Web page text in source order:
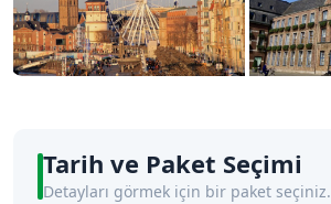
Tarih ve Paket Seçimi
Detayları görmek için bir paket seçiniz.